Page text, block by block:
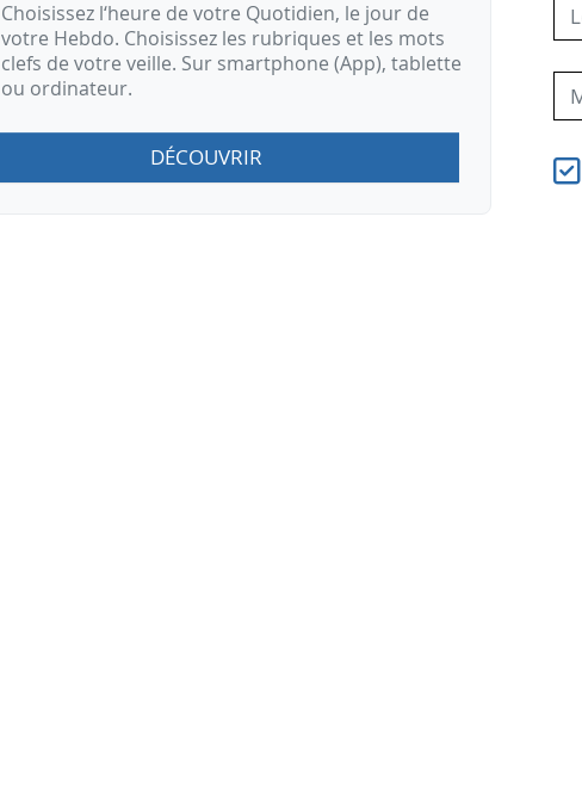
Choisissez l‘heure de votre Quotidien, le jour de
votre Hebdo. Choisissez les rubriques et les mots
clefs de votre veille. Sur smartphone (App), tablette
ou ordinateur.
DÉCOUVRIR